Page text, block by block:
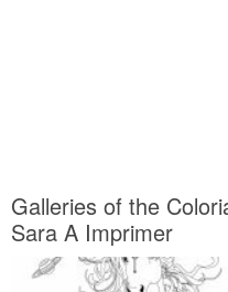
Galleries of the
Sara A Imprimer